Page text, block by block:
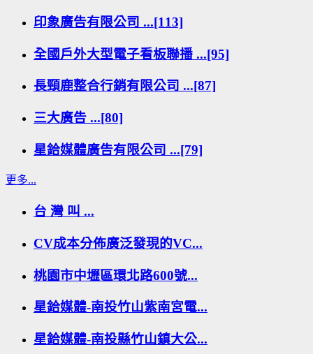
印象廣告有限公司 ...[113]
全國戶外大型電子看板聯播 ...[95]
長頸鹿整合行銷有限公司 ...[87]
三大廣告 ...[80]
星鉿媒體廣告有限公司 ...[79]
更多...
台 灣 叫 ...
CV成本分佈廣泛發現的VC...
桃園市中壢區環北路600號...
星鉿媒體-南投竹山紫南宮電...
星鉿媒體-南投縣竹山鎮大公...